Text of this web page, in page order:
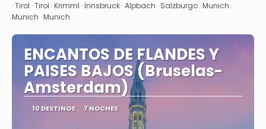
· Tirol · Tirol · Krimml · Innsbruck · Alpbach · Salzburgo · Munich ·
Munich · Munich
ENCANTOS DE FLANDES Y
PAISES BAJOS (Bruselas-
Amsterdam)
10 DESTINOS 7 NOCHES